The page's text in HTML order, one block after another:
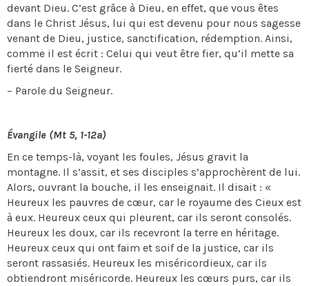
devant Dieu. C’est grâce à Dieu, en effet, que vous êtes
dans le Christ Jésus, lui qui est devenu pour nous sagesse
venant de Dieu, justice, sanctification, rédemption. Ainsi,
comme il est écrit : Celui qui veut être fier, qu’il mette sa
fierté dans le Seigneur.
– Parole du Seigneur.
Évangile (Mt 5, 1-12a)
En ce temps-là, voyant les foules, Jésus gravit la
montagne. Il s’assit, et ses disciples s’approchèrent de lui.
Alors, ouvrant la bouche, il les enseignait. Il disait : «
Heureux les pauvres de cœur, car le royaume des Cieux est
à eux. Heureux ceux qui pleurent, car ils seront consolés.
Heureux les doux, car ils recevront la terre en héritage.
Heureux ceux qui ont faim et soif de la justice, car ils
seront rassasiés. Heureux les miséricordieux, car ils
obtiendront miséricorde. Heureux les cœurs purs, car ils